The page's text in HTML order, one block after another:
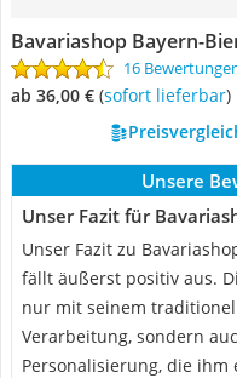
Bavariashop Bayern-
16
ab 36,00 € ( Sofort lieferbar)
Unsere
Unser Fazit für
Unser Fazit zu
fällt äußerst positiv aus.
nur mit seinem
Verarbeitung, sondern
Personalisierung, die